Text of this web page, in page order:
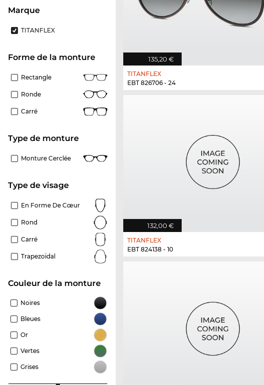
Marque
TITANFLEX
Forme de la monture
Rectangle
Ronde
Carré
Type de monture
Monture Cerclée
Type de visage
En Forme De Cœur
Rond
Carré
Trapezoïdal
Couleur de la monture
Noires
Bleues
Or
Vertes
Grises
135,20 €
TITANFLEX
EBT 826706 - 24
132,00 €
TITANFLEX
EBT 824138 - 10